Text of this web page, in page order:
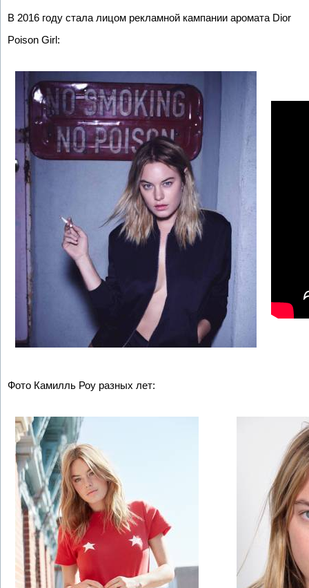
В 2016 году стала лицом рекламной кампании аромата Dior
Poison Girl:
Фото Камилль Роу разных лет: